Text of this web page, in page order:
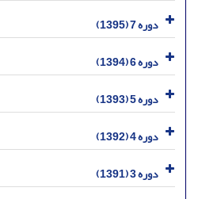
دوره 7 (1395)
دوره 6 (1394)
دوره 5 (1393)
دوره 4 (1392)
دوره 3 (1391)